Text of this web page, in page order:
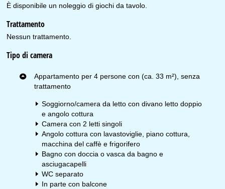
È disponibile un noleggio di giochi da tavolo.
Trattamento
Nessun trattamento.
Tipo di camera
Appartamento per 4 persone con (ca. 33 m²), senza
trattamento
Soggiorno/camera da letto con divano letto doppio
e angolo cottura
Camera con 2 letti singoli
Angolo cottura con lavastoviglie, piano cottura,
macchina del caffè e frigorifero
Bagno con doccia o vasca da bagno e
asciugacapelli
WC separato
In parte con balcone